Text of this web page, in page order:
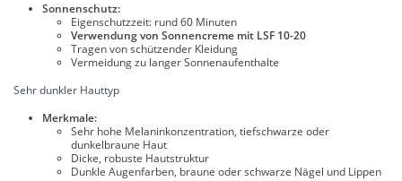
Sonnenschutz:
Eigenschutzzeit: rund 60 Minuten
Verwendung von Sonnencreme mit LSF 10-20
Tragen von schützender Kleidung
Vermeidung zu langer Sonnenaufenthalte
Sehr dunkler Hauttyp
Merkmale:
Sehr hohe Melaninkonzentration, tiefschwarze oder
dunkelbraune Haut
Dicke, robuste Hautstruktur
Dunkle Augenfarben, braune oder schwarze Nägel und Lippen